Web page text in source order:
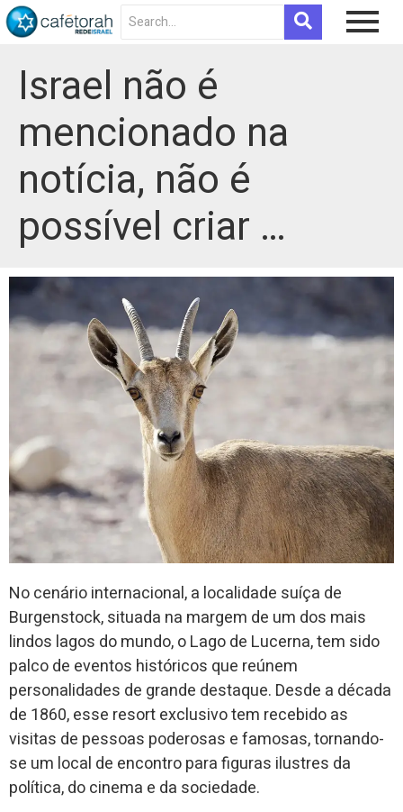
Israel não é
mencionado na
notícia, não é
possível criar …
No cenário internacional, a localidade suíça de
Burgenstock, situada na margem de um dos mais
lindos lagos do mundo, o Lago de Lucerna, tem sido
palco de eventos históricos que reúnem
personalidades de grande destaque. Desde a década
de 1860, esse resort exclusivo tem recebido as
visitas de pessoas poderosas e famosas, tornando-
se um local de encontro para figuras ilustres da
política, do cinema e da sociedade.